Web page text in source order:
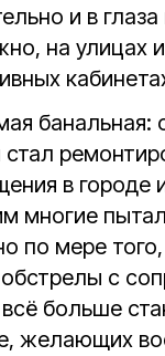
и в глаза
на улицах
банальная:
в городе
многие
по мере
с
больше
желающих